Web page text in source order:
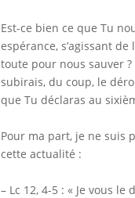
Est-ce bien ce que Tu
espérance, s’agissant
toute pour nous sauver
subirais, du coup, le
que Tu déclaras au
Pour ma part, je ne suis
cette actualité :
– Lc 12, 4-5 : « Je vous